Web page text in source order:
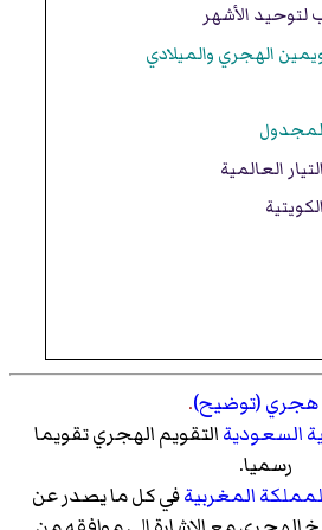
لتوحيد الأشهر
الهجري والميلادي
العالمية
هجري (توضيح).
السعوديةالتقويم الهجري تقويما
رسميا.
المغربيةفي كل ما يصدر عن